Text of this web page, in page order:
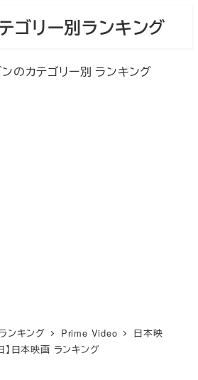
ゴリー別ランキング
のカテゴリー別 ランキング
ンキング Prime Video
日本映
】日本映画 ランキング